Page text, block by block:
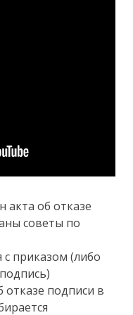
акта об отказе
советы по
с приказом (либо
подписи в